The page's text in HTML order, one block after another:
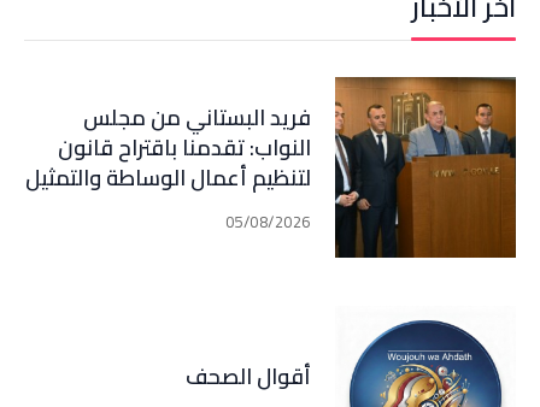
فريد البستاني من مجلس
النواب: تقدمنا باقتراح قانون
لتنظيم أعمال الوساطة والتمثيل
في مجال التأمين الذي اصبح في
مرحلة النقاش الرسمي
05/08/2026
أقوال الصحف